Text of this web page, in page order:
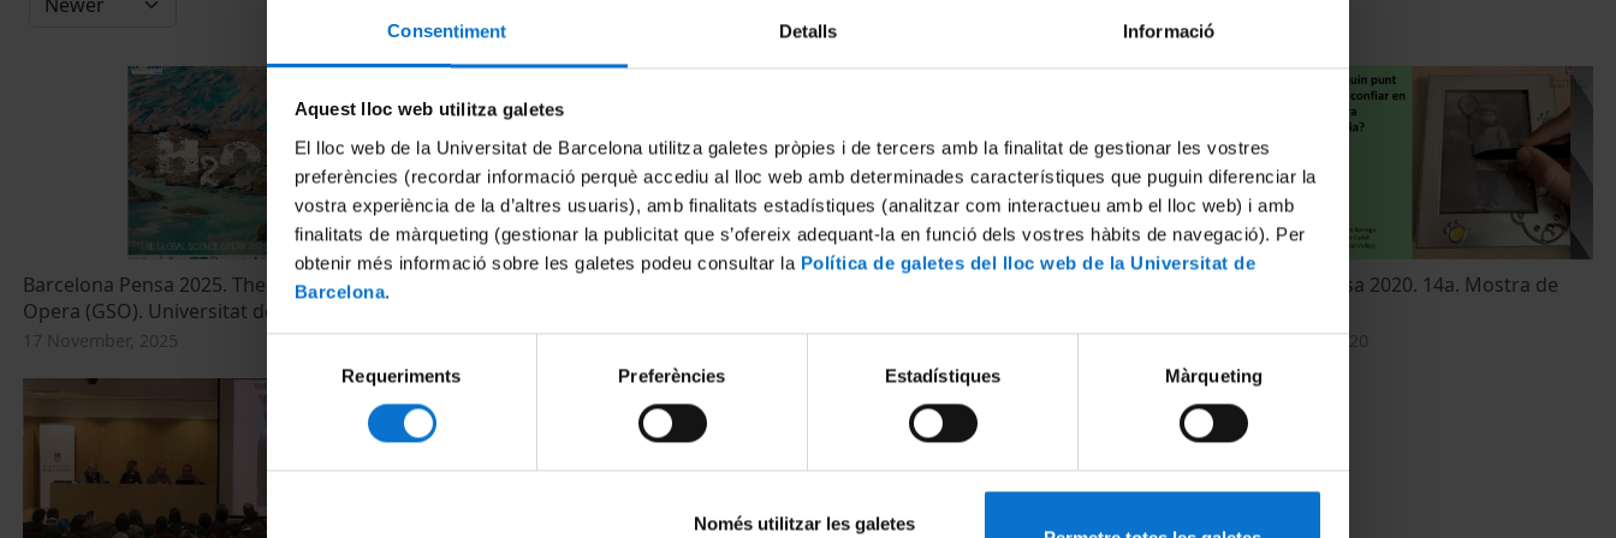
Consentiment Detalls Informació
Aquest lloc web utilitza galetes
El lloc web de la Universitat de Barcelona utilitza galetes pròpies i de tercers amb la finalitat de gestionar les vostres
preferències (recordar informació perquè accediu al lloc web amb determinades característiques que puguin diferenciar la
vostra experiència de la d’altres usuaris), amb finalitats estadístiques (analitzar com interactueu amb el lloc web) i amb
finalitats de màrqueting (gestionar la publicitat que s’ofereix adequant-la en funció dels vostres hàbits de navegació). Per
obtenir més informació sobre les galetes podeu consultar la Política de galetes del lloc web de la Universitat de
Barcelona.
de
consentiment
Requeriments Preferències Estadístiques Màrqueting
Només utilitzar les galetes
Barcelona Pensa 2025. The Global Science
Opera (GSO). Universitat de Barcelona
17 November, 2025 20 November, 2024 22 October, 2021
Barcelona Pensa 2020. 14a. Mostra de
18 November, 2020